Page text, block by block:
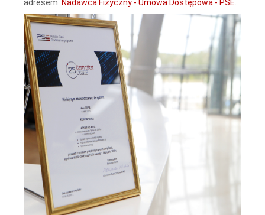
adresem: Nadawca Fizyczny - Umowa Dostępowa - PSE